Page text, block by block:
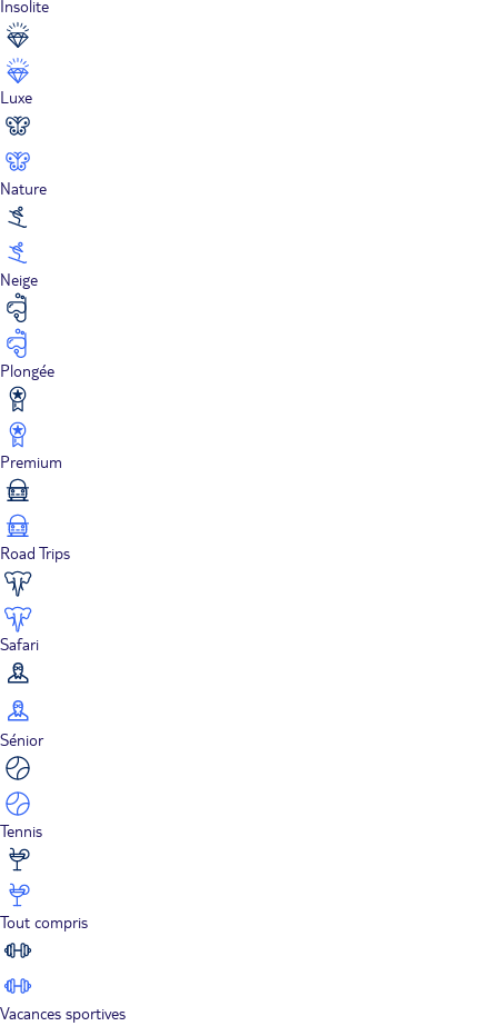
Insolite
Luxe
Nature
Neige
Plongée
Premium
Road Trips
Safari
Sénior
Tennis
Tout compris
Vacances sportives